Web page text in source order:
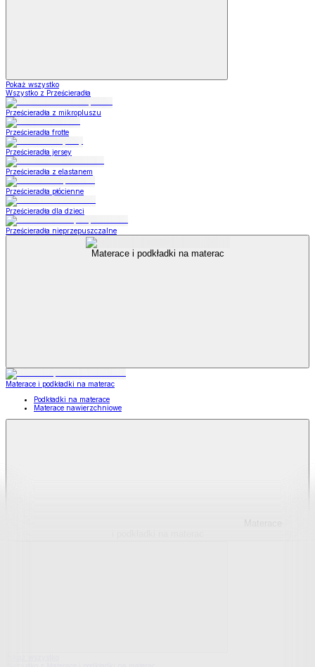
Pokaż wszystko
Wszystko z Prześcieradła
Prześcieradła z mikropluszu
Prześcieradła frotte
Prześcieradła jersey
Prześcieradła z elastanem
Prześcieradła płócienne
Prześcieradła dla dzieci
Prześcieradła nieprzepuszczalne
Materace i podkładki na materac
Materace i podkładki na materac
Podkładki na materace
Materace nawierzchniowe